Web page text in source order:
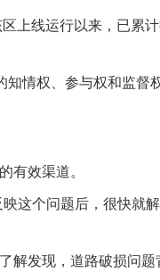
上线运行以来，已累
情权、参与权和监督
有效渠道。
这个问题后，很快就
发现，道路破损问题